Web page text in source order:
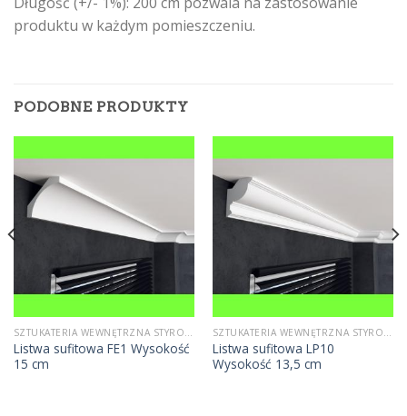
produktu w każdym pomieszczeniu.
PODOBNE PRODUKTY
SZTUKATERIA WEWNĘTRZNA STYROPIANOWA
Listwa sufitowa FE1 Wysokość
15 cm
SZTUKATERIA WEWNĘTRZNA STYROPIANOWA
Listwa sufitowa LP10
Wysokość 13,5 cm